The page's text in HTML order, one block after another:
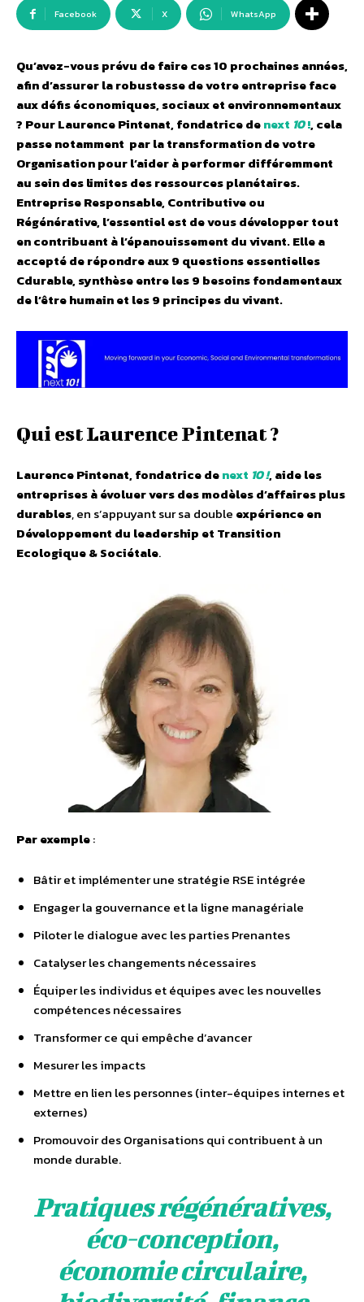
Facebook X WhatsApp
Qu’avez-vous prévu de faireces 10 prochaines années,
afin d’assurer la robustesse de votre entreprise face
aux défis économiques, sociaux et environnementaux
? Pour Laurence Pintenat, fondatrice denext 10!, cela
passenotamment par la transformation de votre
Organisation pour l’aider à performer différemment
au sein des limites des ressources planétaires.
Entreprise Responsable, Contributive ou
Régénérative, l’essentiel est de vous développer tout
en contribuant à l’épanouissement du vivant. Elle a
accepté de répondre aux 9 questions essentielles
Cdurable, synthèse entre les 9 besoins fondamentaux
de l’être humain et les 9 principes du vivant.
Qui est Laurence Pintenat ?
Laurence Pintenat, fondatrice denext 10!, aide les
entreprises à évoluer vers des modèles d’affaires plus
durables, en s’appuyant sur sa double expérience en
Développement du leadership et Transition
Ecologique & Sociétale.
Par exemple:
Bâtir et implémenter une stratégie RSE intégrée
Engager la gouvernance et la ligne managériale
Piloter le dialogue avec les parties Prenantes
Catalyser les changements nécessaires
Équiper les individus et équipes avec les nouvelles
compétences nécessaires
Transformer ce qui empêche d’avancer
Mesurer les impacts
Mettre en lien les personnes (inter-équipes internes et
externes)
Promouvoir des Organisations qui contribuent à un
monde durable.
Pratiques régénératives,
éco-conception,
économie circulaire,